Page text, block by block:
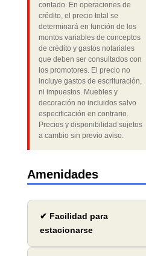
contado. En operaciones de
crédito, el precio total se
determinará en función de los
montos variables de conceptos
de crédito y gastos notariales
que deben ser consultados con
los promotores. El precio no
incluye gastos de escrituración,
ni impuestos. Muebles y
decoración no incluidos salvo
especificación en contrario.
Precios y disponibilidad sujetos
a cambio sin previo aviso.
Amenidades
✔ Facilidad para
estacionarse